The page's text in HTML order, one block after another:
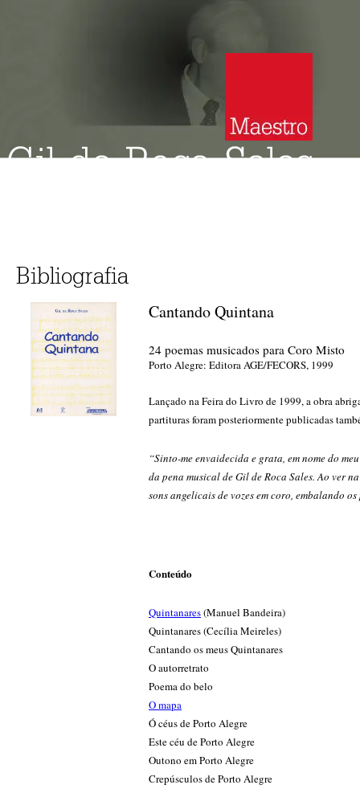
Bibliografia
Cantando Quintana
24 poemas musicados para Coro Misto
Porto Alegre: Editora AGE/FECORS, 1999
Lançado na Feira do Livro de 1999, a obra
partituras foram posteriormente publicadas
“Sinto-me envaidecida e grata, em nome do
da pena musical de Gil de Roca Sales. Ao ver
sons angelicais de vozes em coro, embalando
Conteúdo
Quintanares(Manuel Bandeira)
Quintanares (Cecília Meireles)
Cantando os meus Quintanares
O autorretrato
Poema do belo
O mapa
Ó céus de Porto Alegre
Este céu de Porto Alegre
Outono em Porto Alegre
Crepúsculos de Porto Alegre